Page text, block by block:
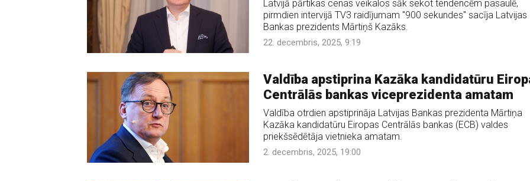
Latvijā pārtikas cenas veikalos sāk sekot tendencēm pasaulē,
pirmdien intervijā TV3 raidījumam "900 sekundes" sacīja Latvijas
Bankas prezidents Mārtiņš Kazāks.
22. decembris, 2025, 9:19
Valdība apstiprina Kazāka kandidatūru
Centrālās bankas viceprezidenta amatam
Valdība otrdien apstiprināja Latvijas Bankas prezidenta Mārtiņa
Kazāka kandidatūru Eiropas Centrālās bankas (ECB) valdes
priekšsēdētāja vietnieka amatam.
2. decembris, 2025, 19:00